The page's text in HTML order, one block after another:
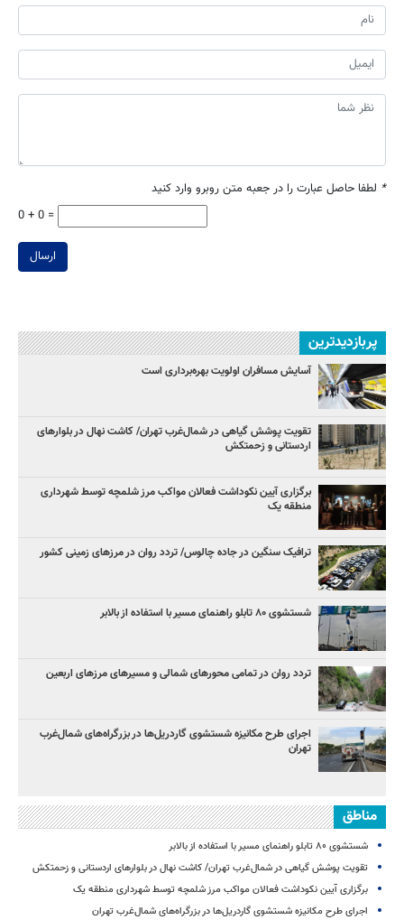
* لطفا حاصل عبارت را در جعبه متن روبرو وارد کنید
0 + 0 =
ارسال
پربازدیدترین
آسایش مسافران اولویت بهره‌برداری است
تقویت پوشش گیاهی در شمال‌غرب تهران/ کاشت نهال در بلوارهای
اردستانی و زحمتکش
برگزاری آیین نکوداشت فعالان مواکب مرز شلمچه توسط شهرداری
منطقه یک
ترافیک سنگین در جاده چالوس/ تردد روان در مرزهای زمینی کشور
شستشوی ۸۰ تابلو راهنمای مسیر با استفاده از بالابر
تردد روان در تمامی محورهای شمالی و مسیرهای مرزهای اربعین
اجرای طرح مکانیزه شستشوی گاردریل‌ها در بزرگراه‌های شمال‌غرب
تهران
مناطق
شستشوی ۸۰ تابلو راهنمای مسیر با استفاده از بالابر
تقویت پوشش گیاهی در شمال‌غرب تهران/ کاشت نهال در بلوارهای اردستانی و زحمتکش
برگزاری آیین نکوداشت فعالان مواکب مرز شلمچه توسط شهرداری منطقه یک
اجرای طرح مکانیزه شستشوی گاردریل‌ها در بزرگراه‌های شمال‌غرب تهران